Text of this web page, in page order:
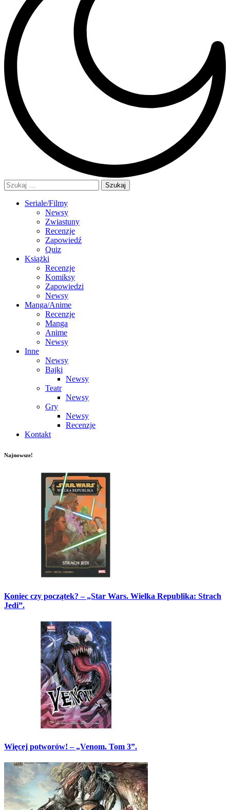
Szukaj:
Seriale/Filmy
Newsy
Zwiastuny
Recenzje
Zapowiedź
Quiz
Książki
Recenzje
Komiksy
Zapowiedzi
Newsy
Manga/Anime
Recenzje
Manga
Anime
Newsy
Inne
Newsy
Bajki
Newsy
Teatr
Newsy
Gry
Newsy
Recenzje
Kontakt
Najnowsze!
Koniec czy początek? – „Star Wars. Wielka Republika: Strach
Jedi”.
Więcej potworów! – „Venom. Tom 3”.